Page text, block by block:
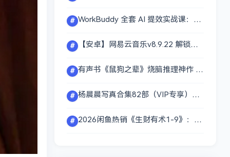
# WorkBuddy 全套 AI 提效实战课：Codex + OpenClaw 自定义 Skill 全教程【1.2GB】
# 【安卓】网易云音乐v8.9.22 解锁永久黑胶会员 可听下架灰色所有歌曲【180M】
# 有声书《鼠狗之辈》烧脑推理神作 772.3MB
# 杨晨晨写真合集82部（VIP专享）32GB
# 2026闲鱼热销《生财有术1-9》：聚焦AI·副业·赚钱·商业变现，实战干货案例拆解